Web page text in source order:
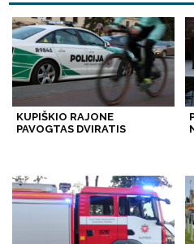
KUPIŠKIO RAJONE
PAVOGTAS DVIRATIS